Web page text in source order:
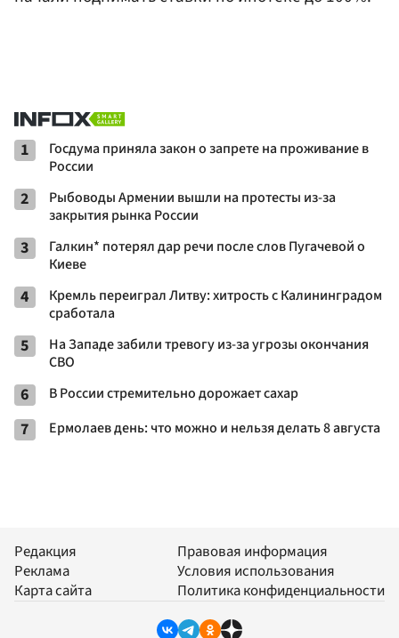
1
Госдума приняла закон о запрете на проживание в
России
2
Рыбоводы Армении вышли на протесты из-за
закрытия рынка России
3
Галкин* потерял дар речи после слов Пугачевой о
Киеве
4
Кремль переиграл Литву: хитрость с Калининградом
сработала
5
На Западе забили тревогу из-за угрозы окончания
СВО
6 В России стремительно дорожает сахар
7 Ермолаев день: что можно и нельзя делать 8 августа
Редакция
Реклама
Карта сайта
Правовая информация
Условия использования
Политика конфиденциальности